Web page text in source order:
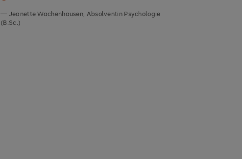
Jeanette Wachenhausen, Absolventin Psychologie
(B.Sc.)